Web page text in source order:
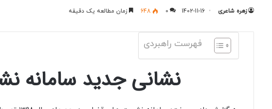
زهره شاعری 1402-11-16
0
648 زمان مطالعه یک دقیقه
فهرست راهبردی
نشانی جدید